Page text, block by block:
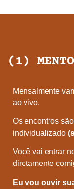
(1)
Mensalmente
ao vivo.
Os encontros
individualizado
Você vai entrar
diretamente
Eu vou ouvir